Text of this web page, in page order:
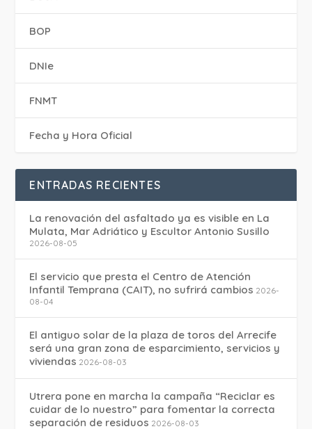
BOP
DNIe
FNMT
Fecha y Hora Oficial
ENTRADAS RECIENTES
La renovación del asfaltado ya es visible en La
Mulata, Mar Adriático y Escultor Antonio Susillo
2026-08-05
El servicio que presta el Centro de Atención
Infantil Temprana (CAIT), no sufrirá cambios 2026-
08-04
El antiguo solar de la plaza de toros del Arrecife
será una gran zona de esparcimiento, servicios y
viviendas 2026-08-03
Utrera pone en marcha la campaña “Reciclar es
cuidar de lo nuestro” para fomentar la correcta
separación de residuos 2026-08-03